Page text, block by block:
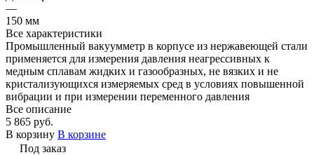
—
150 мм
Все характеристики
Промышленный вакуумметр в корпусе из нержавеющей стали
применяется для измерения давления неагрессивных к
медным сплавам жидких и газообразных, не вязких и не
кристализующихся измеряемых сред в условиях повышенной
вибрации и при измерении переменного давления
Все описание
5 865 руб.
В корзину В корзине
Под заказ